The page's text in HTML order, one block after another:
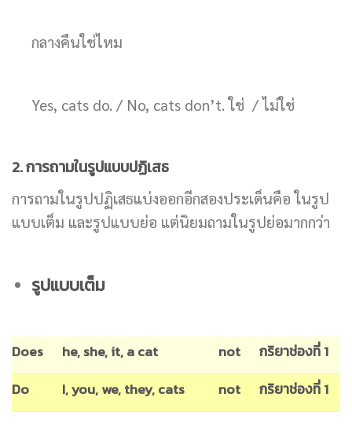
กลางคืนใช่ไหม
Yes, cats do. / No, cats don’t. ใช่ / ไม่ใช่
2. การถามในรูปแบบปฏิเสธ
การถามในรูปปฏิเสธแบ่งออกอีกสองประเด็นคือ ในรูป
แบบเต็ม และรูปแบบย่อ แต่นิยมถามในรูปย่อมากกว่า
รูปแบบเต็ม
Does he, she, it, a cat not
กริยาช่องที่ 1
Do
I, you, we, they, cats not กริยาช่องที่ 1